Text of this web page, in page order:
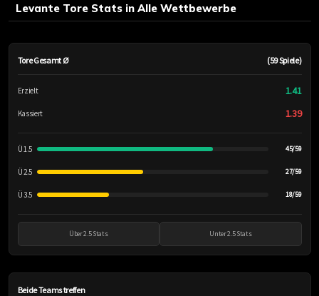
Levante Tore Stats in Alle Wettbewerbe
Tore Gesamt Ø (59 Spiele)
Erzielt 1.41
Kassiert 1.39
Ü 1.5 45/59
Ü 2.5 27/59
Ü 3.5 18/59
Über 2.5 Stats Unter 2.5 Stats
Beide Teams treffen